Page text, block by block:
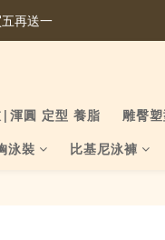
再送一
渾圓 定型 養脂 雕臀
泳裝 比基尼泳褲